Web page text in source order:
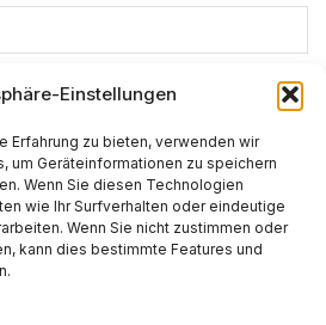
Einstellungen
Erfahrung zu bieten, verwenden wir
um Geräteinformationen zu speichern
Wenn Sie diesen Technologien
wie Ihr Surfverhalten oder eindeutige
Wenn Sie nicht zustimmen oder
kann dies bestimmte Features und